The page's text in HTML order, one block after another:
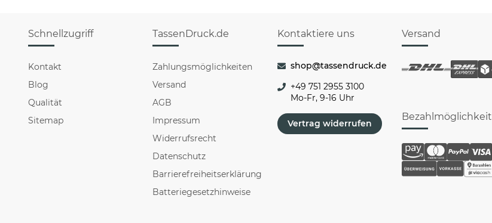
Schnellzugriff
Kontakt
Blog
Qualität
Sitemap
TassenDruck.de
Zahlungsmöglichkeiten
Versand
AGB
Impressum
Widerrufsrecht
Datenschutz
Barrierefreiheitserklärung
Batteriegesetzhinweise
Kontaktiere uns
shop@tassendruck.de
+49 751 2955 3100
Mo-Fr, 9-16 Uhr
Vertrag widerrufen
Versand
Bezahlmöglichkeit